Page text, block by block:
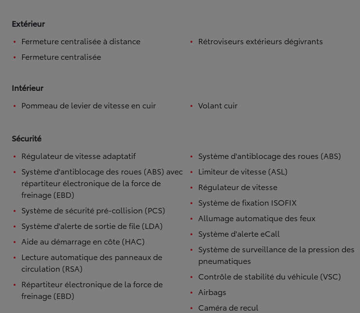
Extérieur
Fermeture centralisée à distance
Fermeture centralisée
Rétroviseurs extérieurs dégivrants
Intérieur
Pommeau de levier de vitesse en cuir
Volant cuir
Sécurité
Régulateur de vitesse adaptatif
Système d'antiblocage des roues (ABS) avec
répartiteur électronique de la force de
freinage (EBD)
Système de sécurité pré-collision (PCS)
Système d'alerte de sortie de file (LDA)
Aide au démarrage en côte (HAC)
Lecture automatique des panneaux de
circulation (RSA)
Répartiteur électronique de la force de
freinage (EBD)
Système d'antiblocage des roues (ABS)
Limiteur de vitesse (ASL)
Régulateur de vitesse
Système de fixation ISOFIX
Allumage automatique des feux
Système d'alerte eCall
Système de surveillance de la pression des
pneumatiques
Contrôle de stabilité du véhicule (VSC)
Airbags
Caméra de recul